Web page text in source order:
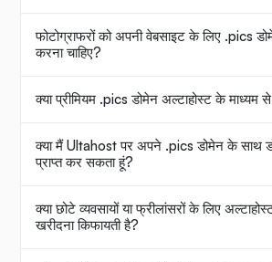
फोटोग्राफरों को अपनी वेबसाइट के लिए .pics
करना चाहिए?
क्या प्रीमियम .pics डोमेन अल्टाहोस्ट के माध्यम
क्या मैं Ultahost पर अपने .pics डोमेन के साथ
प्राप्त कर सकता हूं?
क्या छोटे व्यवसायों या फ्रीलांसरों के लिए
खरीदना किफायती है?